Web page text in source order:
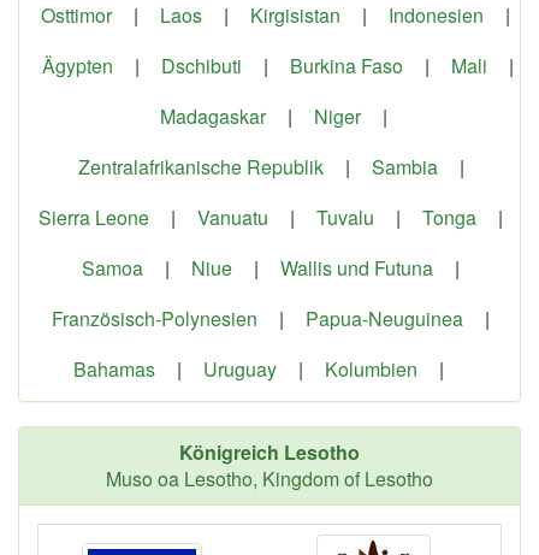
Osttimor
| Laos | Kirgisistan | Indonesien
|
Ägypten
| Dschibuti | Burkina Faso | Mali
|
Madagaskar
| Niger
|
Zentralafrikanische Republik
| Sambia
|
Sierra Leone
| Vanuatu | Tuvalu | Tonga
|
Samoa
| Niue | Wallis und Futuna
|
Französisch-Polynesien
| Papua-Neuguinea
|
Bahamas
| Uruguay | Kolumbien |
Königreich Lesotho
Muso oa Lesotho, Kingdom of Lesotho